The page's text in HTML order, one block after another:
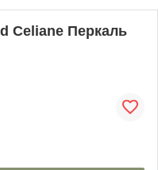
Celiane Перкаль